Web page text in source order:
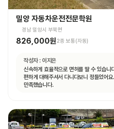
밀양 자동차운전전문학원
경남 밀양시 부북면
826,000원 2종 보통(자동)
작성자 : 이지은
신속하게 효율적으로 면허를 딸 수 있습니
편하게 대해주셔서 다니다보니 정들었어
만족했습니다.